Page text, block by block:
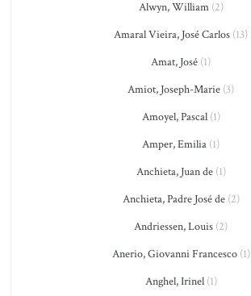
Alwyn, William(2)
Amaral Vieira, José Carlos (13)
Amat, José (1)
Amiot, Joseph-Marie (3)
Amoyel, Pascal(1)
Amper, Emilia (1)
Anchieta, Juan de(1)
Anchieta, Padre José de(2)
Andriessen, Louis (2)
Anerio, Giovanni Francesco(1)
Anghel, Irinel(1)